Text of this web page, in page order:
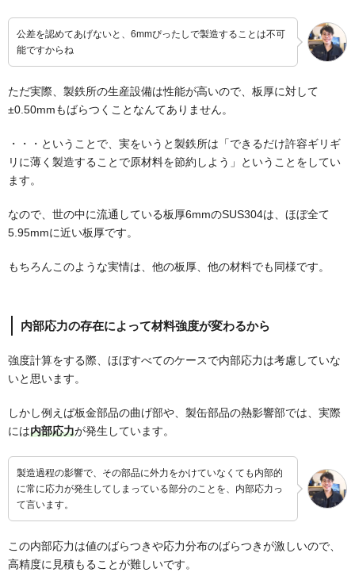
公差を認めてあげないと、6mmぴったしで製造することは不可
能ですからね
ただ実際、製鉄所の生産設備は性能が高いので、板厚に対して
±0.50mmもばらつくことなんてありません。
・・・ということで、実をいうと製鉄所は「できるだけ許容ギリギ
リに薄く製造することで原材料を節約しよう」ということをしてい
ます。
なので、世の中に流通している板厚6mmのSUS304は、ほぼ全て
5.95mmに近い板厚です。
もちろんこのような実情は、他の板厚、他の材料でも同様です。
内部応力の存在によって材料強度が変わるから
強度計算をする際、ほぼすべてのケースで内部応力は考慮していな
いと思います。
しかし例えば板金部品の曲げ部や、製缶部品の熱影響部では、実際
には内部応力が発生しています。
製造過程の影響で、その部品に外力をかけていなくても内部的
に常に応力が発生してしまっている部分のことを、内部応力っ
て言います。
この内部応力は値のばらつきや応力分布のばらつきが激しいので、
高精度に見積もることが難しいです。